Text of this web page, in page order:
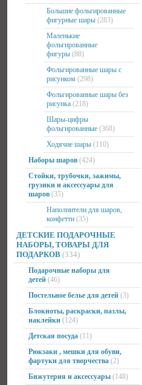
Большие фольгированные
фигурные шары (283)
Маленькие
фольгированные
фигуры (88)
Фольгированные шары с
рисунком (298)
Фольгированные шары без
рисунка (218)
Шары-цифры
фольгированные (368)
Ходячие шары (110)
Наборы шаров (424)
Стойки, трубочки, зажимы,
грузики и аксессуары для
шаров (35)
Наполнители для шаров,
конфетти (35)
ДЕТСКИЕ ПОДАРОЧНЫЕ
НАБОРЫ, ТОВАРЫ ДЛЯ
ПОДАРКОВ (334)
Подарочные наборы для
детей (46)
Постельное белье для детей (3)
Блокноты, раскраски, пазлы,
наклейки (124)
Детская посуда (11)
Рюкзаки , мешки для обуви,
фартуки для творчества (2)
Бижутерия и аксессуары (148)